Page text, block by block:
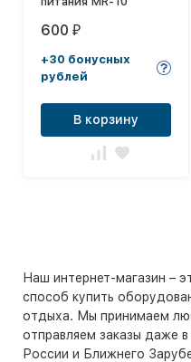
600 ₽
+30 бонусных
рублей
В корзину
Наш интернет-магазин –
способ купить
отдыха. Мы принимаем
отправляем заказы даже
России и Ближнего